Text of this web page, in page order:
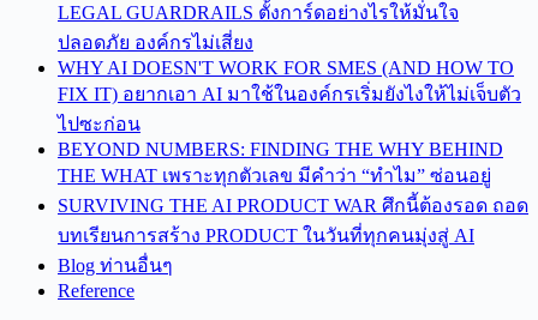
LEGAL GUARDRAILS ตั้งการ์ดอย่างไรให้มั่นใจ
ปลอดภัย องค์กรไม่เสี่ยง
WHY AI DOESN'T WORK FOR SMES (AND HOW TO
FIX IT) อยากเอา AI มาใช้ในองค์กรเริ่มยังไงให้ไม่เจ็บตัว
ไปซะก่อน
BEYOND NUMBERS: FINDING THE WHY BEHIND
THE WHAT เพราะทุกตัวเลข มีคำว่า “ทำไม” ซ่อนอยู่
SURVIVING THE AI PRODUCT WAR ศึกนี้ต้องรอด ถอด
บทเรียนการสร้าง PRODUCT ในวันที่ทุกคนมุ่งสู่ AI
Blog ท่านอื่นๆ
Reference